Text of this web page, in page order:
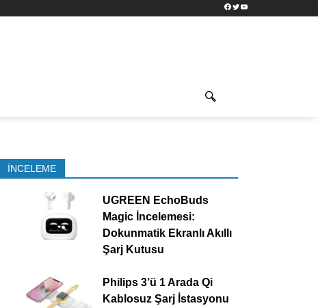
Facebook
TwitterYouTube
İNCELEME
UGREEN EchoBuds
Magic İncelemesi:
Dokunmatik Ekranlı Akıllı
Şarj Kutusu
Philips 3’ü 1 Arada Qi
Kablosuz Şarj İstasyonu